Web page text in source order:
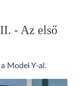
- Az első
Model Y-al.